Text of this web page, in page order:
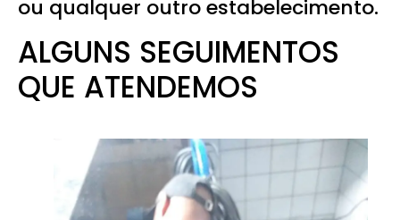
ou qualquer outro estabelecimento.
ALGUNS SEGUIMENTOS
QUE ATENDEMOS